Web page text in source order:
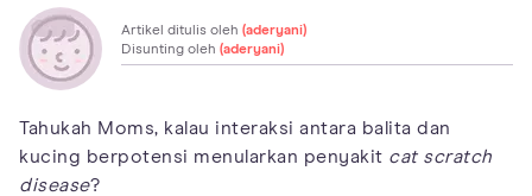
Artikel ditulis oleh (aderyani)
Disunting oleh (aderyani)
Tahukah Moms, kalau interaksi antara balita dan
kucing berpotensi menularkan penyakit cat scratch
disease?